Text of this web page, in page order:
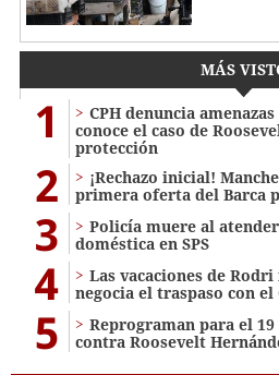
MÁS
1
CPH denuncia
conoce el caso de
protección
2
¡Rechazo inicial!
primera oferta del Barca
3
Policía muere al
doméstica en SPS
4
Las vacaciones de
negocia el traspaso con el
5
Reprograman para el
contra Roosevelt